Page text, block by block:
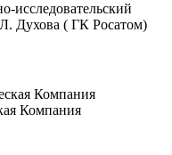
исследовательский
Духова ( ГК Росатом)
Компания